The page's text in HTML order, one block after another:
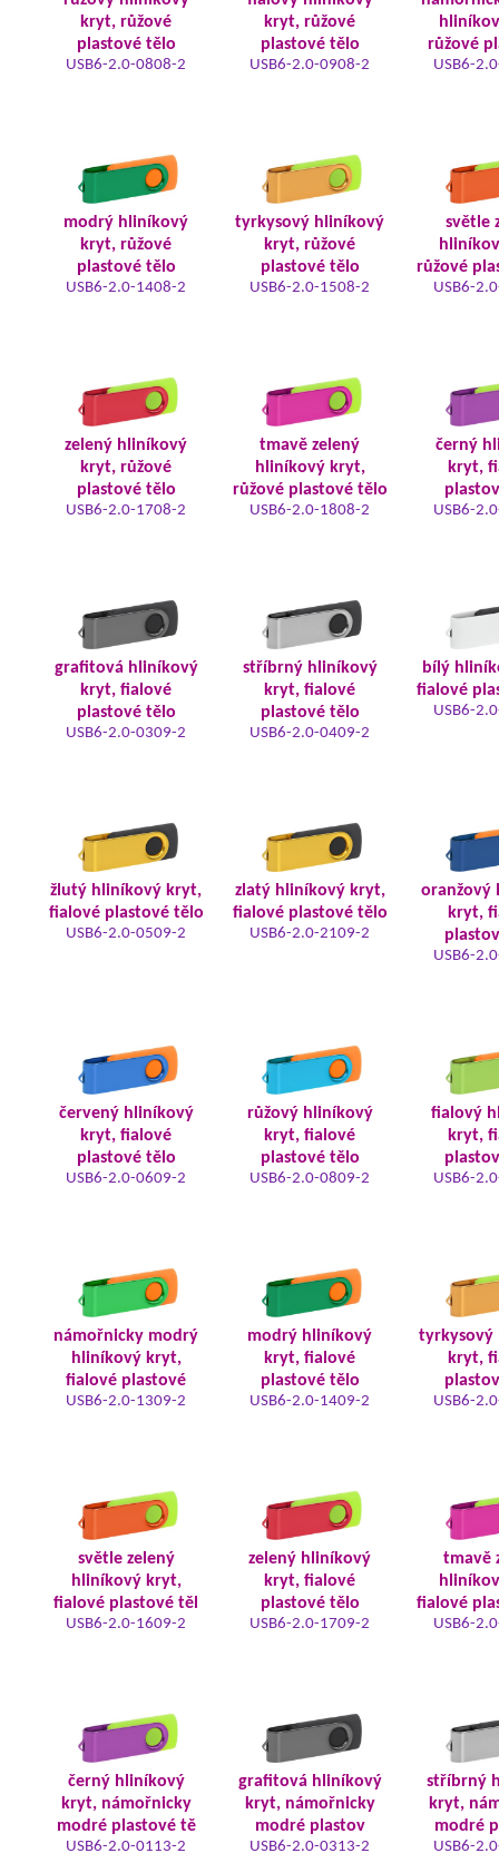
kryt, růžové
plastové tělo
USB6-2.0-0808-2
kryt, růžové
plastové tělo
USB6-2.0-0908-2
růžové
USB6-
modrý hliníkový
kryt, růžové
plastové tělo
USB6-2.0-1408-2
tyrkysový hliníkový
kryt, růžové
plastové tělo
USB6-2.0-1508-2
světle
růžové
USB6-
zelený hliníkový
kryt, růžové
plastové tělo
USB6-2.0-1708-2
tmavě zelený
hliníkový kryt,
růžové plastové tělo
USB6-2.0-1808-2
černý
kryt,
USB6-
grafitová hliníkový
kryt, fialové
plastové tělo
USB6-2.0-0309-2
stříbrný hliníkový
kryt, fialové
plastové tělo
USB6-2.0-0409-2
bílý
fialové
USB6-
žlutý hliníkový kryt,
fialové plastové tělo
USB6-2.0-0509-2
zlatý hliníkový kryt,
fialové plastové tělo
USB6-2.0-2109-2
oranžový
kryt,
USB6-
červený hliníkový
kryt, fialové
plastové tělo
USB6-2.0-0609-2
růžový hliníkový
kryt, fialové
plastové tělo
USB6-2.0-0809-2
fialový
kryt,
USB6-
námořnicky modrý
hliníkový kryt,
fialové plastové
USB6-2.0-1309-2
modrý hliníkový
kryt, fialové
plastové tělo
USB6-2.0-1409-2
tyrkysový
kryt,
USB6-
světle zelený
hliníkový kryt,
fialové plastové těl
USB6-2.0-1609-2
zelený hliníkový
kryt, fialové
plastové tělo
USB6-2.0-1709-2
tmavě
fialové
USB6-
černý hliníkový
kryt, námořnicky
modré plastové tě
USB6-2.0-0113-2
grafitová hliníkový
kryt, námořnicky
modré plastov
USB6-2.0-0313-2
stříbrný
kryt,
modré
USB6-